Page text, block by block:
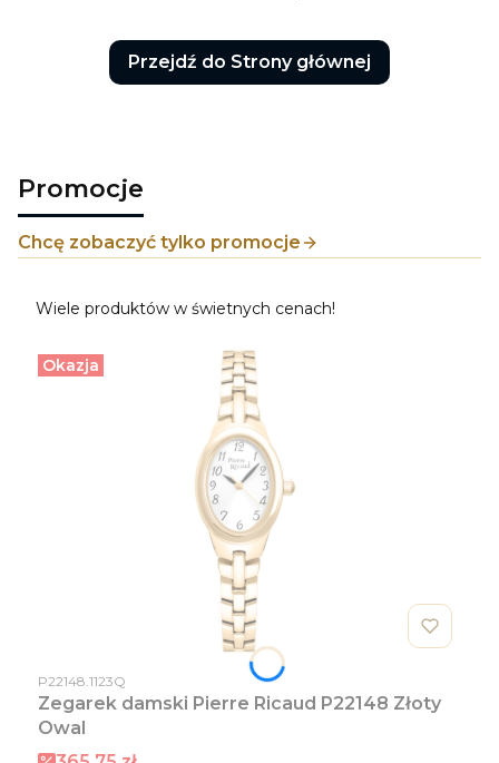
Przejdź do Strony głównej
Promocje
Chcę zobaczyć tylko promocje
Wiele produktów w świetnych cenach!
Okazja
Kod produktu
P22148.1123Q
Zegarek damski Pierre Ricaud P22148 Złoty
Owal